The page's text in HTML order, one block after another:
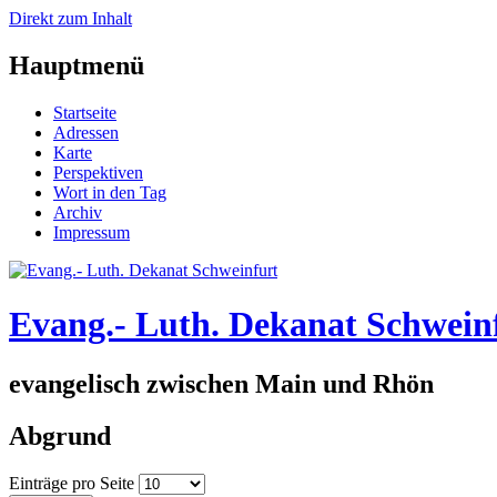
Direkt zum Inhalt
Hauptmenü
Startseite
Adressen
Karte
Perspektiven
Wort in den Tag
Archiv
Impressum
Evang.- Luth. Dekanat
evangelisch zwischen Main und Rhön
Abgrund
Einträge pro Seite